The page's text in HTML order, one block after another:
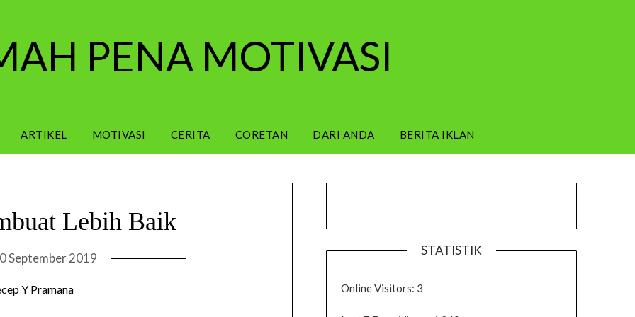
PENA MOTIVASI
ARTIKEL MOTIVASI CERITA CORETAN DARI ANDA BERITA IKLAN
Lebih Baik
September 2019
Y Pramana
STATISTIK
Online Visitors: 3